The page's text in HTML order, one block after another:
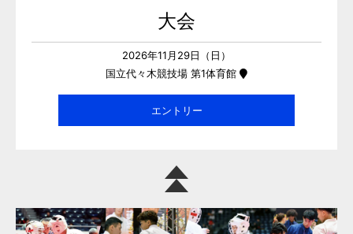
大会
2026年11月29日（日）
国立代々木競技場 第1体育館
エントリー